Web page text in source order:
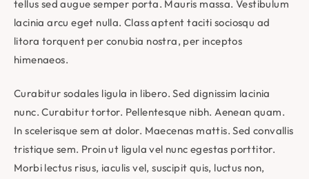
tellus sed augue semper porta. Mauris massa. Vestibulum
lacinia arcu eget nulla. Class aptent taciti sociosqu ad
litora torquent per conubia nostra, per inceptos
himenaeos.
Curabitur sodales ligula in libero. Sed dignissim lacinia
nunc. Curabitur tortor. Pellentesque nibh. Aenean quam.
In scelerisque sem at dolor. Maecenas mattis. Sed convallis
tristique sem. Proin ut ligula vel nunc egestas porttitor.
Morbi lectus risus, iaculis vel, suscipit quis, luctus non,